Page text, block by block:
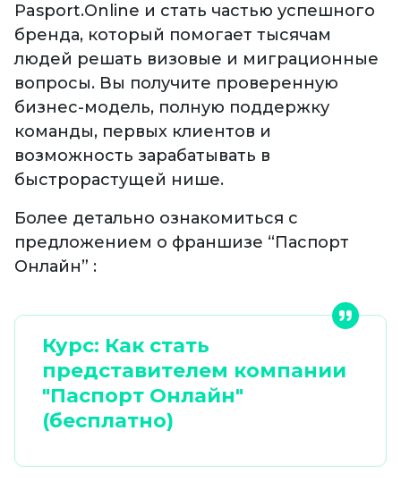
Pasport.Online и стать частью успешного
бренда, который помогает тысячам
людей решать визовые и миграционные
вопросы. Вы получите проверенную
бизнес-модель, полную поддержку
команды, первых клиентов и
возможность зарабатывать в
быстрорастущей нише.
Более детально ознакомиться с
предложением о франшизе “Паспорт
Онлайн” :
Курс: Как стать
представителем компании
"Паспорт Онлайн"
(бесплатно)